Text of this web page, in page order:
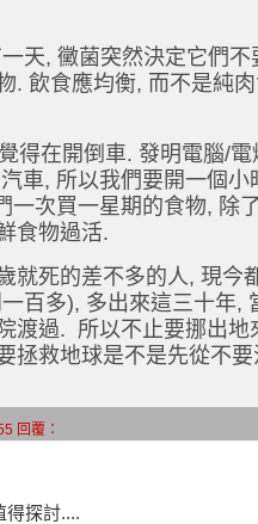
天, 黴菌突然決定它們不
. 飲食應均衡, 而不是純
得在開倒車. 發明電腦/
車, 所以我們要開一個小
次買一星期的食物, 除
食物過活.
就死的差不多的人, 現今
百多), 多出來這三十年,
渡過. 所以不止要挪出地
拯救地球是不是先從不
回覆：
得探討....